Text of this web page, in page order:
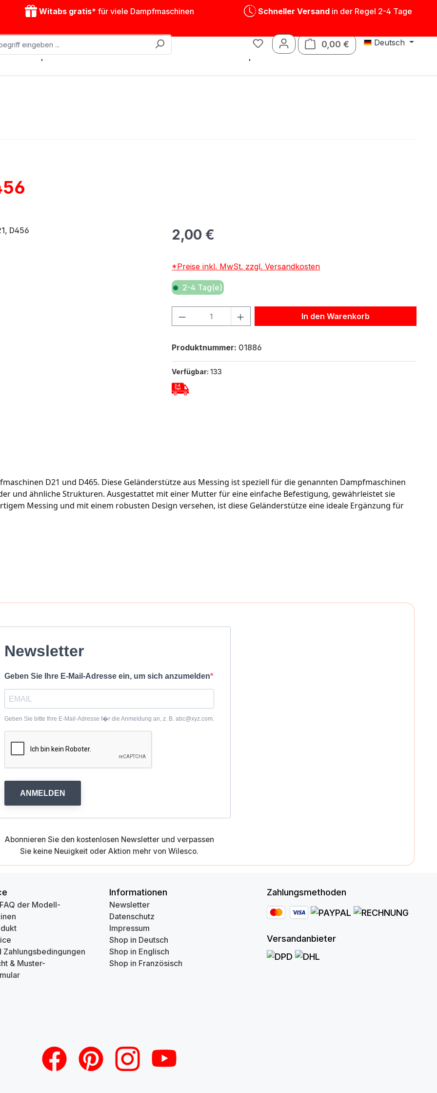
Witabs gratis* für viele Dampfmaschinen Schneller Versandin der Regel 2-4 Tage
0,00 € Warenkorb enthält 0
Deutsch
Dampfmaschinen Zubehör Antriebsmodelle Blechspielwaren Ersatzteile
Regulärer Preis:
2,00 €
*Preise inkl. MwSt. zzgl. Versandkosten
2-4 Tag(e)
Produkt Anzahl: Gib den gewünschten Wert ein oder benutze die
In den Warenkorb
Produktnummer: 01886
Verfügbar:133
D21 und D465. Diese Geländerstütze aus Messing ist speziell für die genannten Dampfmaschinen
und ähnliche Strukturen. Ausgestattet mit einer Mutter für eine einfache Befestigung, gewährleistet sie
Messing und mit einem robusten Design versehen, ist diese Geländerstütze eine ideale Ergänzung für
Newsletter
Geben Sie Ihre E-Mail-Adresse ein, um sich anzumelden
Geben Sie bitte Ihre E-Mail-Adresse f�r die Anmeldung an, z. B. abc@xyz.com.
ANMELDEN
Abonnieren Sie den kostenlosen Newsletter und verpassen
Sie keine Neuigkeit oder Aktion mehr von Wilesco.
der Modell-
Zahlungsbedingungen
& Muster-
Informationen
Newsletter
Datenschutz
Impressum
Shop in Deutsch
Shop in Englisch
Shop in Französisch
Zahlungsmethoden
Versandanbieter